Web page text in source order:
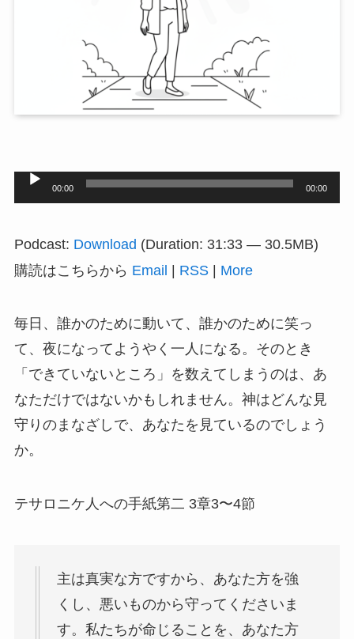
レ
ー
00:00 00:00
Podcast: Download (Duration: 31:33 — 30.5MB)
購読はこちらから Email | RSS| More
毎日、誰かのために動いて、誰かのために笑っ
て、夜になってようやく一人になる。そのとき
「できていないところ」を数えてしまうのは、あ
なただけではないかもしれません。神はどんな見
守りのまなざしで、あなたを見ているのでしょう
か。
テサロニケ人への手紙第二 3章3〜4節
主は真実な方ですから、あなた方を強
くし、悪いものから守ってくださいま
す。私たちが命じることを、あなた方